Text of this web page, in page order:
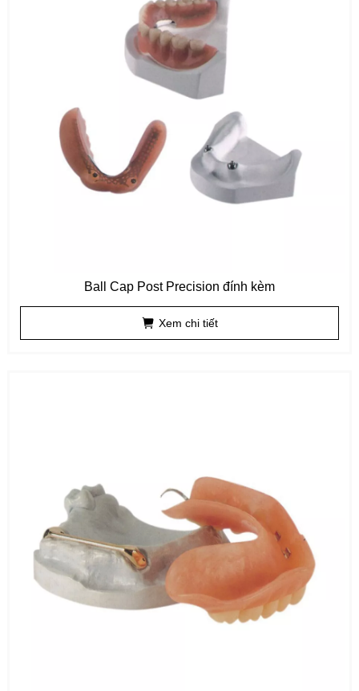
Ball Cap Post Precision đính kèm
Xem chi tiết